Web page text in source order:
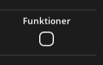
Det
Funktioner